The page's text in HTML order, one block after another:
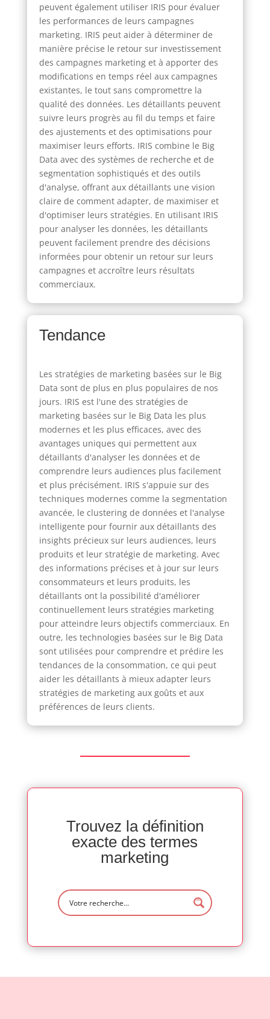
peuvent également utiliser IRIS pour évaluer
les performances de leurs campagnes
marketing. IRIS peut aider à déterminer de
manière précise le retour sur investissement
des campagnes marketing et à apporter des
modifications en temps réel aux campagnes
existantes, le tout sans compromettre la
qualité des données. Les détaillants peuvent
suivre leurs progrès au fil du temps et faire
des ajustements et des optimisations pour
maximiser leurs efforts. IRIS combine le Big
Data avec des systèmes de recherche et de
segmentation sophistiqués et des outils
d'analyse, offrant aux détaillants une vision
claire de comment adapter, de maximiser et
d'optimiser leurs stratégies. En utilisant IRIS
pour analyser les données, les détaillants
peuvent facilement prendre des décisions
informées pour obtenir un retour sur leurs
campagnes et accroître leurs résultats
commerciaux.
Tendance
Les stratégies de marketing basées sur le Big
Data sont de plus en plus populaires de nos
jours. IRIS est l'une des stratégies de
marketing basées sur le Big Data les plus
modernes et les plus efficaces, avec des
avantages uniques qui permettent aux
détaillants d'analyser les données et de
comprendre leurs audiences plus facilement
et plus précisément. IRIS s'appuie sur des
techniques modernes comme la segmentation
avancée, le clustering de données et l'analyse
intelligente pour fournir aux détaillants des
insights précieux sur leurs audiences, leurs
produits et leur stratégie de marketing. Avec
des informations précises et à jour sur leurs
consommateurs et leurs produits, les
détaillants ont la possibilité d'améliorer
continuellement leurs stratégies marketing
pour atteindre leurs objectifs commerciaux. En
outre, les technologies basées sur le Big Data
sont utilisées pour comprendre et prédire les
tendances de la consommation, ce qui peut
aider les détaillants à mieux adapter leurs
stratégies de marketing aux goûts et aux
préférences de leurs clients.
Trouvez la définition
exacte des termes
marketing